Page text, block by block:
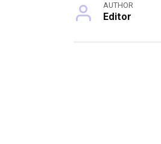
AUTHOR
Editor